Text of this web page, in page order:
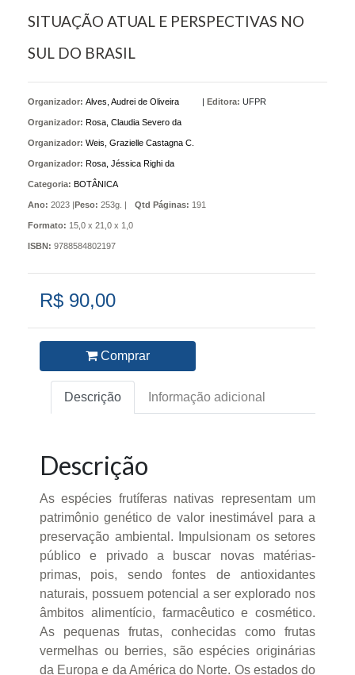
SITUAÇÃO ATUAL E PERSPECTIVAS NO
SUL DO BRASIL
Organizador: Alves, Audrei de Oliveira
Organizador: Rosa, Claudia Severo da
Organizador: Weis, Grazielle Castagna C.
Organizador: Rosa, Jéssica Righi da
Editora: UFPR
Categoria: BOTÂNICA
Ano: 2023 | Peso: 253g. | Qtd Páginas: 191
Formato: 15,0 x 21,0 x 1,0
ISBN: 9788584802197
R$ 90,00
Comprar
Descrição Informação adicional
Descrição
As espécies frutíferas nativas representam um
patrimônio genético de valor inestimável para a
preservação ambiental. Impulsionam os setores
público e privado a buscar novas matérias-
primas, pois, sendo fontes de antioxidantes
naturais, possuem potencial a ser explorado nos
âmbitos alimentício, farmacêutico e cosmético.
As pequenas frutas, conhecidas como frutas
vermelhas ou berries, são espécies originárias
da Europa e da América do Norte. Os estados do